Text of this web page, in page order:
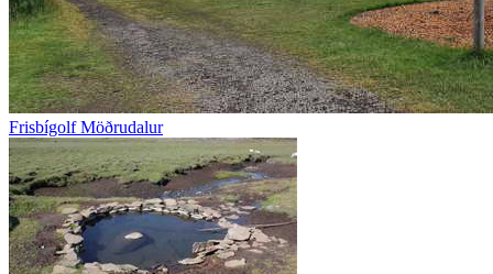
Frisbígolf Möðrudalur